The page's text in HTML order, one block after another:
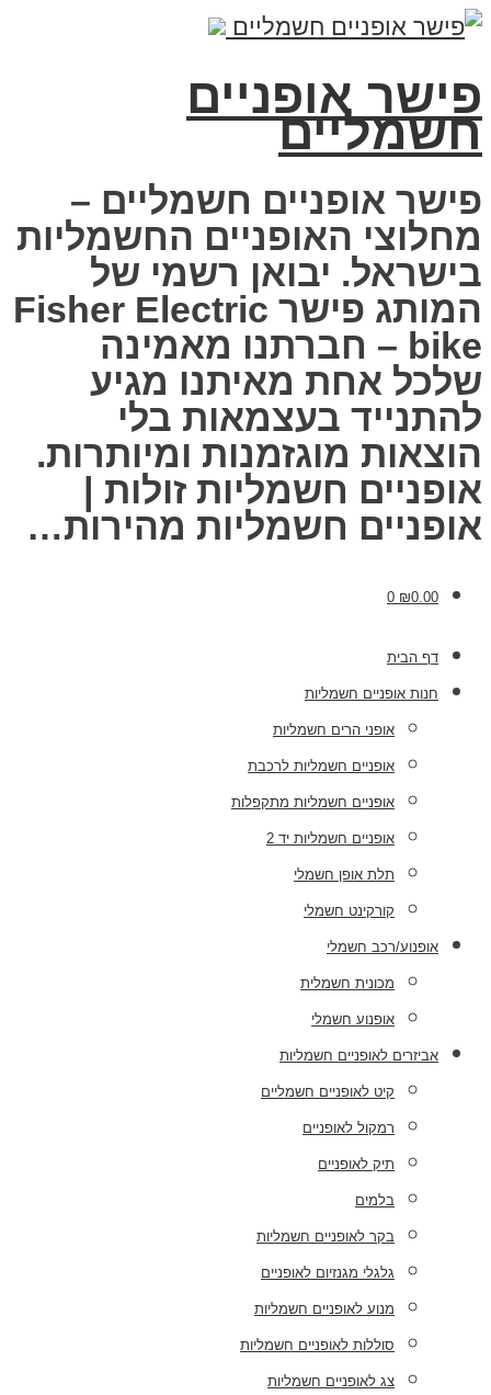
פישר אופניים
חשמליים
פישר אופניים חשמליים –
מחלוצי האופניים החשמליות
בישראל. יבואן רשמי של
המותג פישר Fisher Electric
bike – חברתנו מאמינה
שלכל אחת מאיתנו מגיע
להתנייד בעצמאות בלי
הוצאות מוגזמנות ומיותרות.
אופניים חשמליות זולות |
אופניים חשמליות מהירות…
₪0.00
0
דף הבית
חנות אופניים חשמליות
אופני הרים חשמליות
אופניים חשמליות לרכבת
אופניים חשמליות מתקפלות
אופניים חשמליות יד 2
תלת אופן חשמלי
קורקינט חשמלי
אופנוע/רכב חשמלי
מכונית חשמלית
אופנוע חשמלי
אביזרים לאופניים חשמליות
קיט לאופניים חשמליים
רמקול לאופניים
תיק לאופניים
בלמים
בקר לאופניים חשמליות
גלגלי מגנזיום לאופניים
מנוע לאופניים חשמליות
סוללות לאופניים חשמליות
צג לאופניים חשמליות